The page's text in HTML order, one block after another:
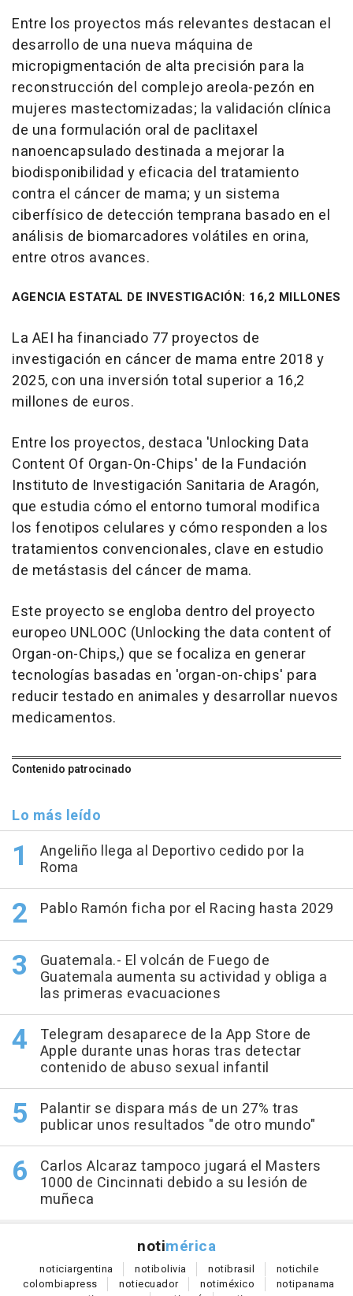
Entre los proyectos más relevantes destacan el
desarrollo de una nueva máquina de
micropigmentación de alta precisión para la
reconstrucción del complejo areola-pezón en
mujeres mastectomizadas; la validación clínica
de una formulación oral de paclitaxel
nanoencapsulado destinada a mejorar la
biodisponibilidad y eficacia del tratamiento
contra el cáncer de mama; y un sistema
ciberfísico de detección temprana basado en el
análisis de biomarcadores volátiles en orina,
entre otros avances.
AGENCIA ESTATAL DE INVESTIGACIÓN: 16,2 MILLONES
La AEI ha financiado 77 proyectos de
investigación en cáncer de mama entre 2018 y
2025, con una inversión total superior a 16,2
millones de euros.
Entre los proyectos, destaca 'Unlocking Data
Content Of Organ-On-Chips' de la Fundación
Instituto de Investigación Sanitaria de Aragón,
que estudia cómo el entorno tumoral modifica
los fenotipos celulares y cómo responden a los
tratamientos convencionales, clave en estudio
de metástasis del cáncer de mama.
Este proyecto se engloba dentro del proyecto
europeo UNLOOC (Unlocking the data content of
Organ-on-Chips,) que se focaliza en generar
tecnologías basadas en 'organ-on-chips' para
reducir testado en animales y desarrollar nuevos
medicamentos.
Contenido patrocinado
Lo más leído
Angeliño llega al Deportivo cedido por la
Roma
Pablo Ramón ficha por el Racing hasta 2029
Guatemala.- El volcán de Fuego de
Guatemala aumenta su actividad y obliga a
las primeras evacuaciones
Telegram desaparece de la App Store de
Apple durante unas horas tras detectar
contenido de abuso sexual infantil
Palantir se dispara más de un 27% tras
publicar unos resultados "de otro mundo"
Carlos Alcaraz tampoco jugará el Masters
1000 de Cincinnati debido a su lesión de
muñeca
notimérica
noticiargentina notibolivia notibrasil notichile
colombiapress notiecuador notiméxico notipanama